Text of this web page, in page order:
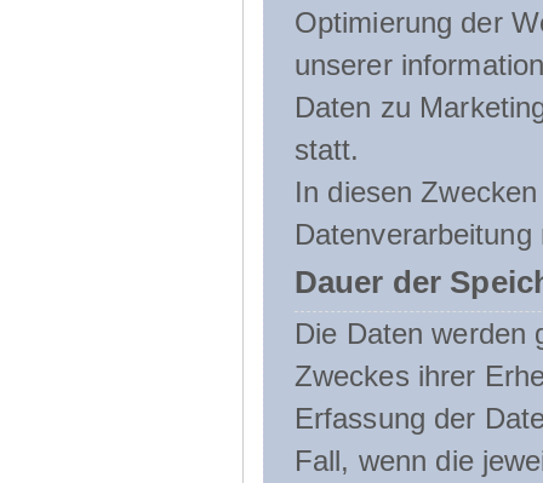
Optimierung der
unserer
Daten zu
statt.
In diesen
Dauer der
Die Daten werden
Zweckes ihrer
Erfassung der
Fall, wenn die